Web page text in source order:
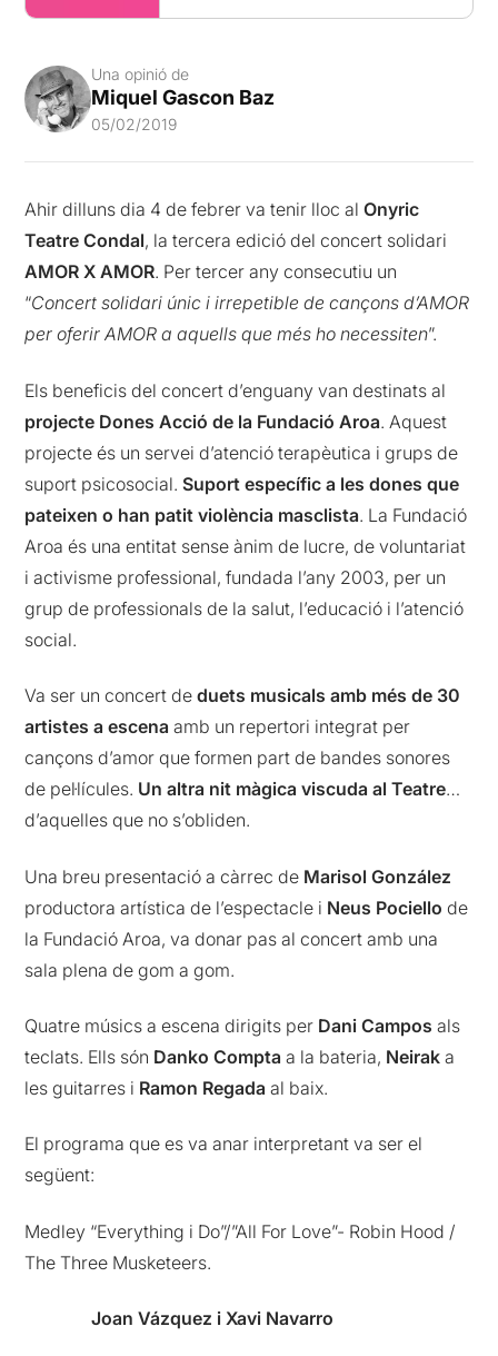
Una opinió de
Miquel Gascon Baz
05/02/2019
Ahir dilluns dia 4 de febrer va tenir lloc alOnyric
Teatre Condal, la tercera edició del concert solidari
AMOR X AMOR. Per tercer any consecutiu un
“Concert solidari únic i irrepetible de cançons d’AMOR
per oferir AMOR a aquells que més ho necessiten”.
Els beneficis del concert d’enguany van destinats al
projecte Dones Acció de la Fundació Aroa. Aquest
projecte és un servei d’atenció terapèutica i grups de
suport psicosocial.Suport específic a les dones que
pateixen o han patit violència masclista. La Fundació
Aroa és una entitat sense ànim de lucre, de voluntariat
i activisme professional, fundada l’any 2003, per un
grup de professionals de la salut, l’educació i l’atenció
social.
Va ser un concert deduets musicals amb més de 30
artistes a escena amb un repertori integrat per
cançons d’amor que formen part de bandes sonores
de pel·lícules. Un altra nit màgica viscuda al Teatre…
d’aquelles que no s’obliden.
Una breu presentació a càrrec de Marisol González
productora artística de l’espectacle i Neus Pociello de
la Fundació Aroa, va donar pas al concert amb una
sala plena de gom a gom.
Quatre músics a escena dirigits per Dani Campos als
teclats. Ells són Danko Compta a la bateria, Neirak a
les guitarres i Ramon Regada al baix.
El programa que es va anar interpretant va ser el
següent:
Medley “Everything i Do”/”All For Love”- Robin Hood /
The Three Musketeers.
Joan Vázquez i Xavi Navarro